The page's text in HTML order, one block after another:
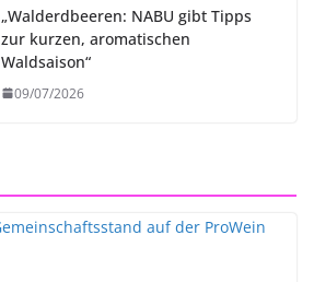
„Walderdbeeren: NABU gibt Tipps
zur kurzen, aromatischen
Waldsaison“
09/07/2026